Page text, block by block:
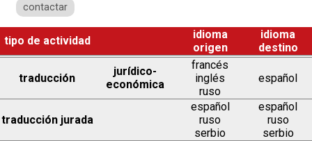
contactar
tipo de actividad
idioma
origen
idioma
destino
traducción
jurídico-
económica
francés
inglés
ruso
español
traducción jurada
español
ruso
serbio
español
ruso
serbio